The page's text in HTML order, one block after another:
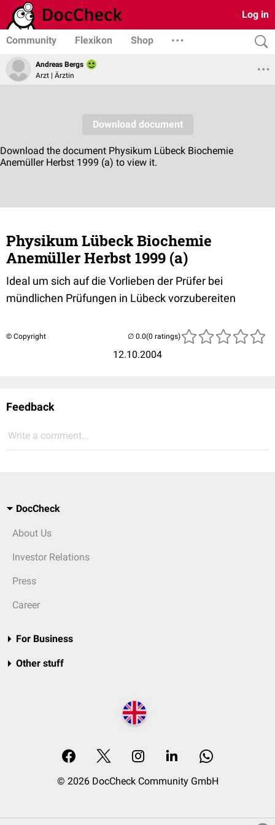
Log in
Community Flexikon Shop
Andreas Bergs
Arzt | Ärztin
Physikum Lübeck Biochemie
Anemüller Herbst 1999 (a)
Ideal um sich auf die Vorlieben der Prüfer bei
mündlichen Prüfungen in Lübeck vorzubereiten
© Copyright
12.10.2004
(0 ratings)
Feedback
Write a comment...
DocCheck
About Us
Investor Relations
Press
Career
For Business
Other stuff
© 2026 DocCheck Community GmbH